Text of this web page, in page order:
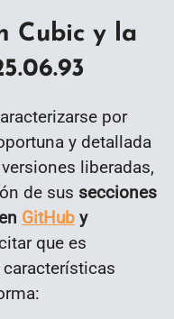
Cubic y la
por
y detallada
liberadas,
de sus secciones
GitHub y
que es